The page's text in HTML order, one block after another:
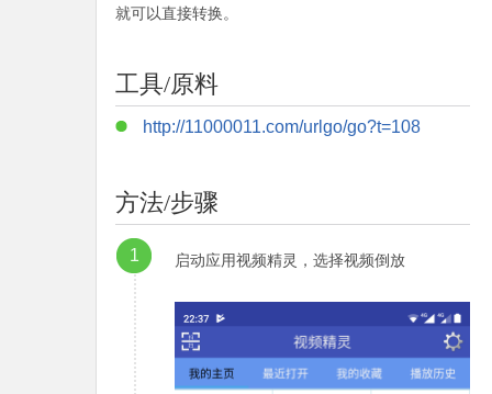
就可以直接转换。
工具/原料
http://11000011.com/urlgo/go?t=108
方法/步骤
1 启动应用视频精灵，选择视频倒放